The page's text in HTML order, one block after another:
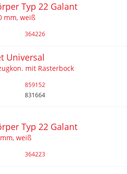
Typ 22 Galant
mm, weiß
364226
Universal
mit Rasterbock
859152
831664
Typ 22 Galant
weiß
364223